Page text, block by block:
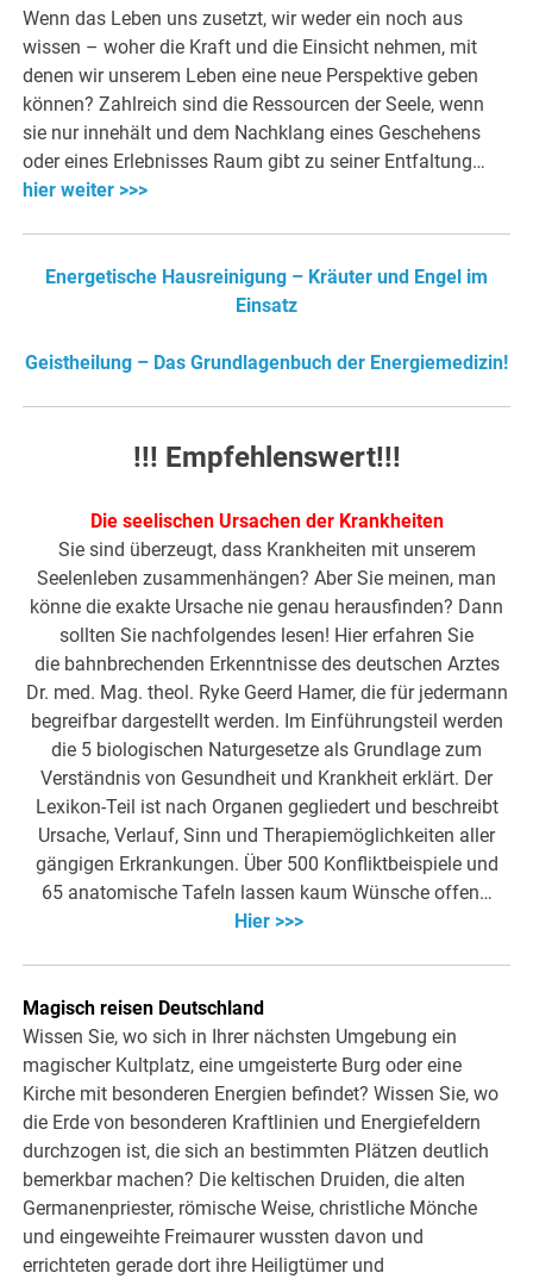
Wenn das Leben uns zusetzt, wir weder ein noch aus
wissen – woher die Kraft und die Einsicht nehmen, mit
denen wir unserem Leben eine neue Perspektive geben
können? Zahlreich sind die Ressourcen der Seele, wenn
sie nur innehält und dem Nachklang eines Geschehens
oder eines Erlebnisses Raum gibt zu seiner Entfaltung…
hier weiter >>>
Energetische Hausreinigung – Kräuter und Engel im
Einsatz
Geistheilung – Das Grundlagenbuch der Energiemedizin!
!!! Empfehlenswert!!!
Die seelischen Ursachen der Krankheiten
Sie sind überzeugt, dass Krankheiten mit unserem
Seelenleben zusammenhängen? Aber Sie meinen, man
könne die exakte Ursache nie genau herausfinden? Dann
sollten Sie nachfolgendes lesen! Hier erfahren Sie
die bahnbrechenden Erkenntnisse des deutschen Arztes
Dr. med. Mag. theol. Ryke Geerd Hamer, die für jedermann
begreifbar dargestellt werden. Im Einführungsteil werden
die 5 biologischen Naturgesetze als Grundlage zum
Verständnis von Gesundheit und Krankheit erklärt. Der
Lexikon-Teil ist nach Organen gegliedert und beschreibt
Ursache, Verlauf, Sinn und Therapiemöglichkeiten aller
gängigen Erkrankungen. Über 500 Konfliktbeispiele und
65 anatomische Tafeln lassen kaum Wünsche offen…
Hier >>>
Magisch reisen Deutschland
Wissen Sie, wo sich in Ihrer nächsten Umgebung ein
magischer Kultplatz, eine umgeisterte Burg oder eine
Kirche mit besonderen Energien befindet? Wissen Sie, wo
die Erde von besonderen Kraftlinien und Energiefeldern
durchzogen ist, die sich an bestimmten Plätzen deutlich
bemerkbar machen? Die keltischen Druiden, die alten
Germanenpriester, römische Weise, christliche Mönche
und eingeweihte Freimaurer wussten davon und
errichteten gerade dort ihre Heiligtümer und